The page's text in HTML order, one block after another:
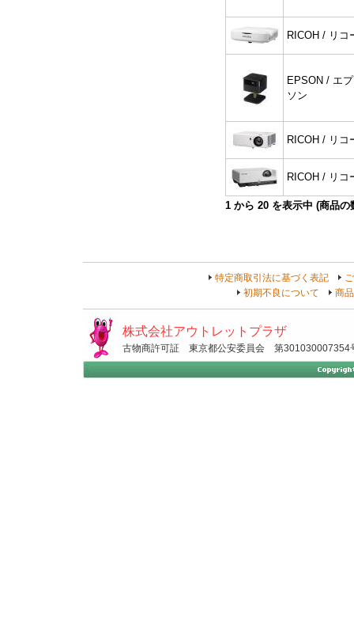
RICOH / リコ
EPSON / エプ
ソン
RICOH / リコ
RICOH / リコ
1 から 20 を表示中 (商品
特定商取引法に基づく表記
初期不良について
商
株式会社アウトレットプラザ
古物商許可証 東京都公安委員会 第301030007354